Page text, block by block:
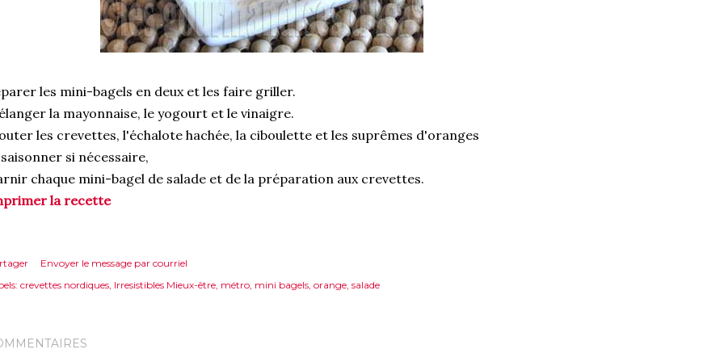
les mini-bagels en deux et les faire griller.
la mayonnaise, le yogourt et le vinaigre.
les crevettes, l'échalote hachée, la ciboulette et les suprêmes d'oranges
si nécessaire,
chaque mini-bagel de salade et de la préparation aux crevettes.
la recette
Envoyer le message par courriel
crevettes nordiques Irresistibles Mieux-être métro mini bagels orange salade